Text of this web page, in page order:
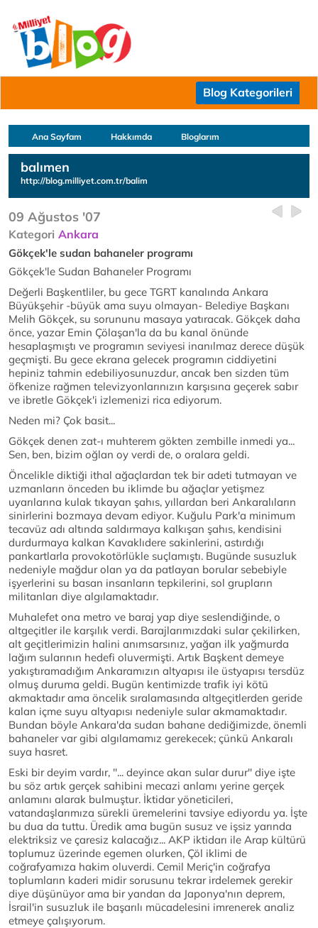
Blog Kategorileri
Ana Sayfam Hakkımda Bloglarım
balımen
http://blog.milliyet.com.tr/balim
09 Ağustos '07
Kategori Ankara
Gökçek'le sudan bahaneler programı
Gökçek'le Sudan Bahaneler Programı
Değerli Başkentliler, bu gece TGRT kanalında Ankara
Büyükşehir -büyük ama suyu olmayan- Belediye Başkanı
Melih Gökçek, su sorununu masaya yatıracak. Gökçek daha
önce, yazar Emin Çölaşan'la da bu kanal önünde
hesaplaşmıştı ve programın seviyesi inanılmaz derece düşük
geçmişti. Bu gece ekrana gelecek programın ciddiyetini
hepiniz tahmin edebiliyosunuzdur, ancak ben sizden tüm
öfkenize rağmen televizyonlarınızın karşısına geçerek sabır
ve ibretle Gökçek'i izlemenizi rica ediyorum.
Neden mi? Çok basit...
Gökçek denen zat-ı muhterem gökten zembille inmedi ya...
Sen, ben, bizim oğlan oy verdi de, o oralara geldi.
Öncelikle diktiği ithal ağaçlardan tek bir adeti tutmayan ve
uzmanların önceden bu iklimde bu ağaçlar yetişmez
uyarılarına kulak tıkayan şahıs, yıllardan beri Ankaralıların
sinirlerini bozmaya devam ediyor. Kuğulu Park'a minimum
tecavüz adı altında saldırmaya kalkışan şahıs, kendisini
durdurmaya kalkan Kavaklıdere sakinlerini, astırdığı
pankartlarla provokotörlükle suçlamıştı. Bugünde susuzluk
nedeniyle mağdur olan ya da patlayan borular sebebiyle
işyerlerini su basan insanların tepkilerini, sol grupların
militanları diye algılamaktadır.
Muhalefet ona metro ve baraj yap diye seslendiğinde, o
altgeçitler ile karşılık verdi. Barajlarımızdaki sular çekilirken,
alt geçitlerimizin halini anımsarsınız, yağan ilk yağmurda
lağım sularının hedefi oluvermişti. Artık Başkent demeye
yakıştıramadığım Ankaramızın altyapısı ile üstyapısı tersdüz
olmuş duruma geldi. Bugün kentimizde trafik iyi kötü
akmaktadır ama öncelik sıralamasında altgeçitlerden geride
kalan içme suyu altyapısı nedeniyle sular akmamaktadır.
Bundan böyle Ankara'da sudan bahane dediğimizde, önemli
bahaneler var gibi algılamamız gerekecek; çünkü Ankaralı
suya hasret.
Eski bir deyim vardır, ''... deyince akan sular durur'' diye işte
bu söz artık gerçek sahibini mecazi anlamı yerine gerçek
anlamını alarak bulmuştur. İktidar yöneticileri,
vatandaşlarımıza sürekli üremelerini tavsiye ediyordu ya. İşte
bu dua da tuttu. Üredik ama bugün susuz ve işsiz yarında
elektriksiz ve çaresiz kalacağız... AKP iktidarı ile Arap kültürü
toplumuz üzerinde egemen olurken, Çöl iklimi de
coğrafyamıza hakim oluverdi. Cemil Meriç'in coğrafya
toplumların kaderi midir sorusunu tekrar irdelemek gerekir
diye düşünüyor ama bir yandan da Japonya'nın deprem,
İsrail'in susuzluk ile başarılı mücadelesini imrenerek analiz
etmeye çalışıyorum.